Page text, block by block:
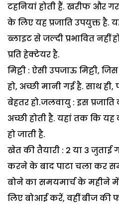
टहनियां होती हैं. खरीफ और
के लिए यह प्रजाति उपयुक्त है.
ब्लाइट से जल्दी प्रभावित नहीं
प्रति हेक्टेयर है.
मिट्टी : ऐसी उपजाऊ मिट्टी,
हो, अच्छी मानी गई है. साथ
बेहतर हो.जलवायु : इस
अच्छी होती है. यहां तक कि यह
हो जाती है.
खेत की तैयारी : 2 या 3 जुताई
करने के बाद पाटा चला कर
बोने का समयमार्च के
लिए बोआई करें, वहीं बीज